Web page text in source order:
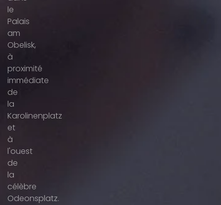
le
Palais
am
Obelisk,
à
proximité
immédiate
de
la
Karolinenplatz
et
à
l'ouest
de
la
célèbre
Odeonsplatz.